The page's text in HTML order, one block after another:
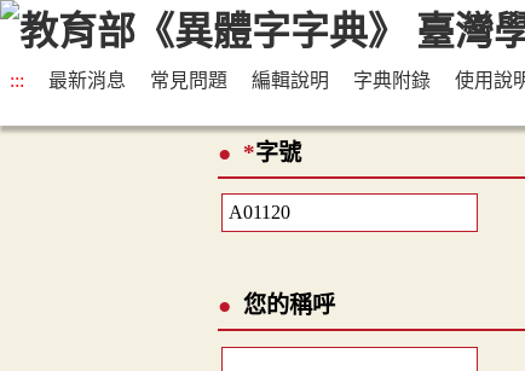
::: 最新消息 常見問題 編輯說明 字典附錄 使用說
*字號
您的稱呼